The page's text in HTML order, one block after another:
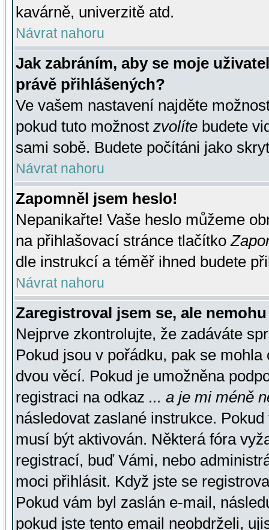
kavárně, univerzitě atd.
Návrat nahoru
Jak zabráním, aby se moje
právě přihlášených?
Ve vašem nastavení najděte
pokud tuto možnost zvolíte budete
sami sobě. Budete počítáni jako
Návrat nahoru
Zapomněl jsem heslo!
Nepanikařte! Vaše heslo můžeme
na přihlašovací stránce tlačítko
dle instrukcí a téměř ihned budete
Návrat nahoru
Zaregistroval jsem se, ale
Nejprve zkontrolujte, že zadáváte
Pokud jsou v pořádku, pak se
dvou věcí. Pokud je umožněna
registraci na odkaz ... a je mi méně
následovat zaslané instrukce.
musí být aktivován. Některá fóra
registrací, buď Vámi, nebo
moci přihlásit. Když jste se
Pokud vám byl zaslán e-mail,
pokud jste tento email neobdrželi,